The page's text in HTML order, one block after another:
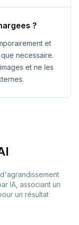
?
et
necessaire.
et ne les
IA, associant un
un résultat